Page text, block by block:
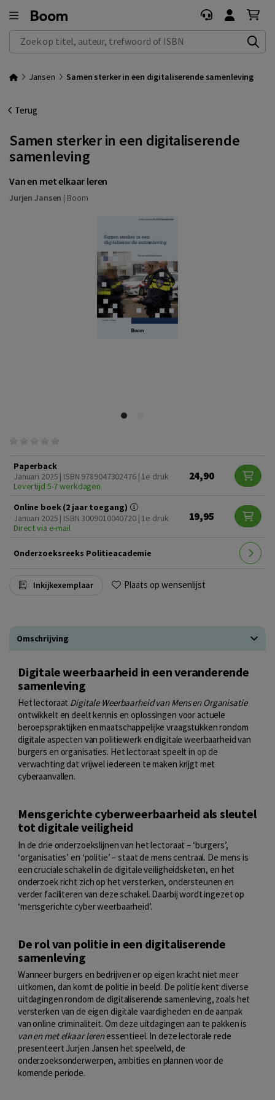
Zoek op titel, auteur, trefwoord of ISBN
Jansen Samen sterker in een digitaliserende samenleving
Terug
Samen sterker in een digitaliserende
samenleving
Van en met elkaar leren
Jurjen Jansen | Boom
Paperback
Januari 2025 | ISBN 9789047302476 | 1e druk
Levertijd 5-7 werkdagen
24,90
Online boek (2 jaar toegang)
Januari 2025 | ISBN 3009010040720 | 1e druk
Direct via e-mail
19,95
Onderzoeksreeks Politieacademie
Inkijkexemplaar Plaats op wensenlijst
Omschrijving
Digitale weerbaarheid in een veranderende
samenleving
Het lectoraat Digitale Weerbaarheid van Mens en Organisatie
ontwikkelt en deelt kennis en oplossingen voor actuele
beroepspraktijken en maatschappelijke vraagstukken rondom
digitale aspecten van politiewerk en digitale weerbaarheid van
burgers en organisaties. Het lectoraat speelt in op de
verwachting dat vrijwel iedereen te maken krijgt met
cyberaanvallen.
Mensgerichte cyberweerbaarheid als sleutel
tot digitale veiligheid
In de drie onderzoekslijnen van het lectoraat – ‘burgers’,
‘organisaties’ en ‘politie’ – staat de mens centraal. De mens is
een cruciale schakel in de digitale veiligheidsketen, en het
onderzoek richt zich op het versterken, ondersteunen en
verder faciliteren van deze schakel. Daarbij wordt ingezet op
‘mensgerichte cyber weerbaarheid’.
De rol van politie in een digitaliserende
samenleving
Wanneer burgers en bedrijven er op eigen kracht niet meer
uitkomen, dan komt de politie in beeld. De politie kent diverse
uitdagingen rondom de digitaliserende samenleving, zoals het
versterken van de eigen digitale vaardigheden en de aanpak
van online criminaliteit. Om deze uitdagingen aan te pakken is
van en met elkaar lerenessentieel. In deze lectorale rede
presenteert Jurjen Jansen het speelveld, de
onderzoeksonderwerpen, ambities en plannen voor de
komende periode.